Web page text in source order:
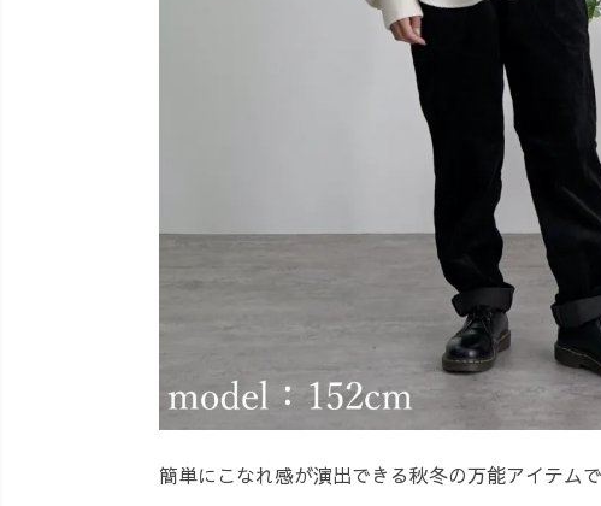
簡単にこなれ感が演出できる秋冬の万能アイテムで